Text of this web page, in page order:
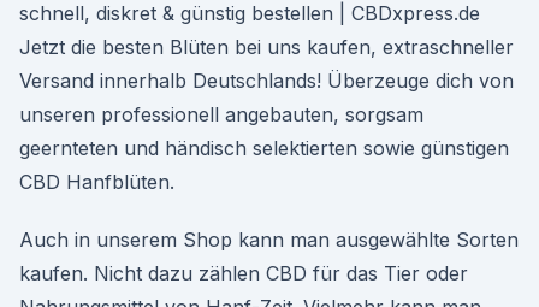
schnell, diskret & günstig bestellen | CBDxpress.de
Jetzt die besten Blüten bei uns kaufen, extraschneller
Versand innerhalb Deutschlands! Überzeuge dich von
unseren professionell angebauten, sorgsam
geernteten und händisch selektierten sowie günstigen
CBD Hanfblüten.
Auch in unserem Shop kann man ausgewählte Sorten
kaufen. Nicht dazu zählen CBD für das Tier oder